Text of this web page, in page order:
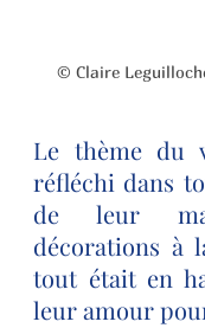
© Claire
Le thème du
réfléchi dans
de leur
décorations à
tout était en
leur amour